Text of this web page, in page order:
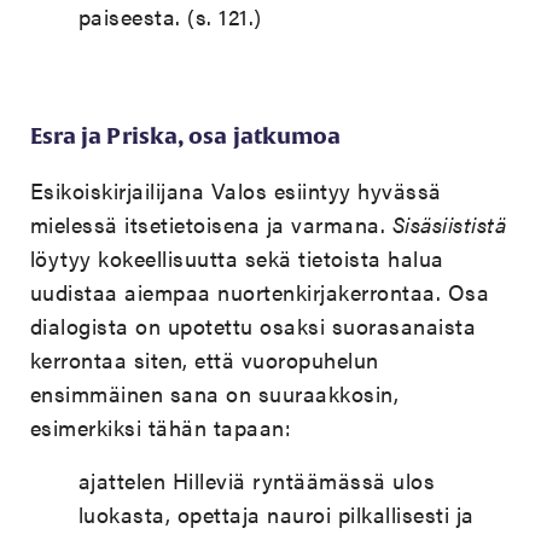
paiseesta. (s. 121.)
Esra ja Priska, osa jatkumoa
Esikoiskirjailijana Valos esiintyy hyvässä
mielessä itsetietoisena ja varmana. Sisäsiististä
löytyy kokeellisuutta sekä tietoista halua
uudistaa aiempaa nuortenkirjakerrontaa. Osa
dialogista on upotettu osaksi suorasanaista
kerrontaa siten, että vuoropuhelun
ensimmäinen sana on suuraakkosin,
esimerkiksi tähän tapaan:
ajattelen Hilleviä ryntäämässä ulos
luokasta, opettaja nauroi pilkallisesti ja